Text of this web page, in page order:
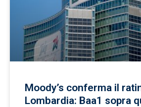
Moody’s conferma il
Lombardia: Baa1 sopra